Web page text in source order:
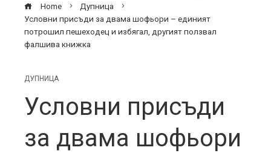
Home
Дупница
Условни присъди за двама шофьори – единият
потрошил пешеходец и избягал, другият ползвал
фалшива книжка
ДУПНИЦА
Условни присъди
за двама шофьори